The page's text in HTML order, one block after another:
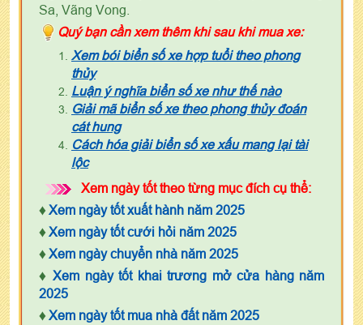
Sa, Vãng Vong.
Quý bạn cần xem thêm khi sau khi mua xe:
Xem bói biển số xe hợp tuổi theo phong
thủy
Luận ý nghĩa biển số xe như thế nào
Giải mã biển số xe theo phong thủy đoán
cát hung
Cách hóa giải biển số xe xấu mang lại tài
lộc
Xem ngày tốt theo từng mục đích cụ thể:
♦ Xem ngày tốt xuất hành năm 2025
♦ Xem ngày tốt cưới hỏi năm 2025
♦ Xem ngày chuyển nhà năm 2025
♦ Xem ngày tốt khai trương mở cửa hàng năm
2025
♦ Xem ngày tốt mua nhà đất năm 2025